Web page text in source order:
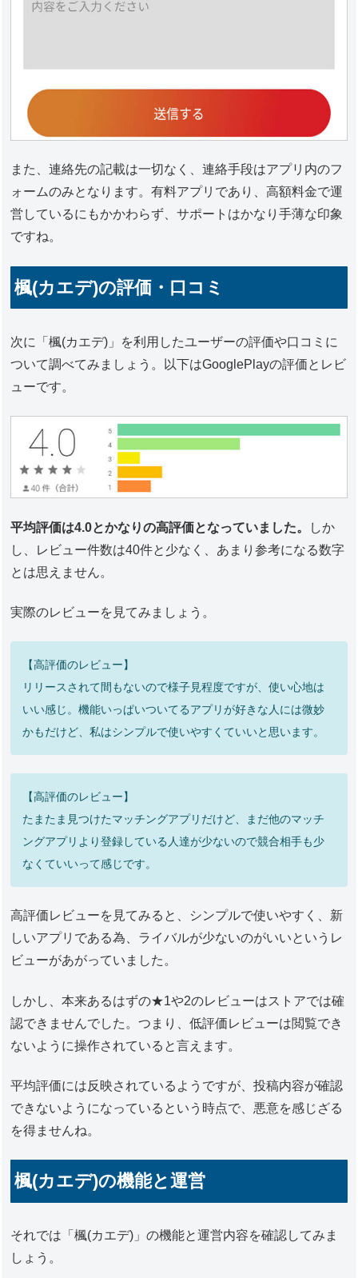
また、連絡先の記載は一切なく、連絡手段はアプリ内のフ
ォームのみとなります。有料アプリであり、高額料金で運
営しているにもかかわらず、サポートはかなり手薄な印象
ですね。
楓(カエデ)の評価・口コミ
次に「楓(カエデ)」を利用したユーザーの評価や口コミに
ついて調べてみましょう。以下はGooglePlayの評価とレビ
ューです。
平均評価は4.0とかなりの高評価となっていました。
しか
し、レビュー件数は40件と少なく、あまり参考になる数字
とは思えません。
実際のレビューを見てみましょう。
【高評価のレビュー】
リリースされて間もないので様子見程度ですが、使い心地は
いい感じ。機能いっぱいついてるアプリが好きな人には微妙
かもだけど、私はシンプルで使いやすくていいと思います。
【高評価のレビュー】
たまたま見つけたマッチングアプリだけど、まだ他のマッチ
ングアプリより登録している人達が少ないので競合相手も少
なくていいって感じです。
高評価レビューを見てみると、シンプルで使いやすく、新
しいアプリである為、ライバルが少ないのがいいというレ
ビューがあがっていました。
しかし、本来あるはずの★1や2のレビューはストアでは確
認できませんでした。つまり、低評価レビューは閲覧でき
ないように操作されていると言えます。
平均評価には反映されているようですが、投稿内容が確認
できないようになっているという時点で、悪意を感じざる
を得ませんね。
楓(カエデ)の機能と運営
それでは「楓(カエデ)」の機能と運営内容を確認してみま
しょう。